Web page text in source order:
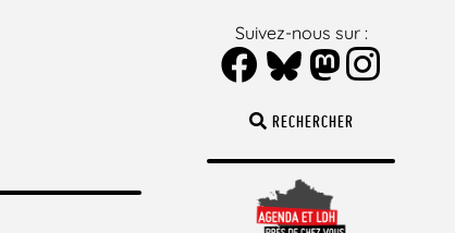
RECHERCHER
Suivez-nous sur :